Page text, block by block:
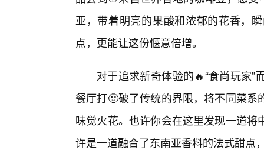
亚，带着明亮的果酸和浓郁的花香，
点，更能让这份惬意倍增。
对于追求新奇体验的🔥“食尚玩家
餐厅打🙂破了传统的界限，将不同菜
味觉火花。也许你会在这里发现一道
许是一道融合了东南亚香料的法式甜点